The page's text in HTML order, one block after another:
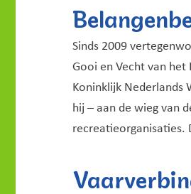
Sinds 2009
Gooi en Vecht van het
Koninklijk Nederlands
hij – aan de wieg van
recreatieorganisaties.